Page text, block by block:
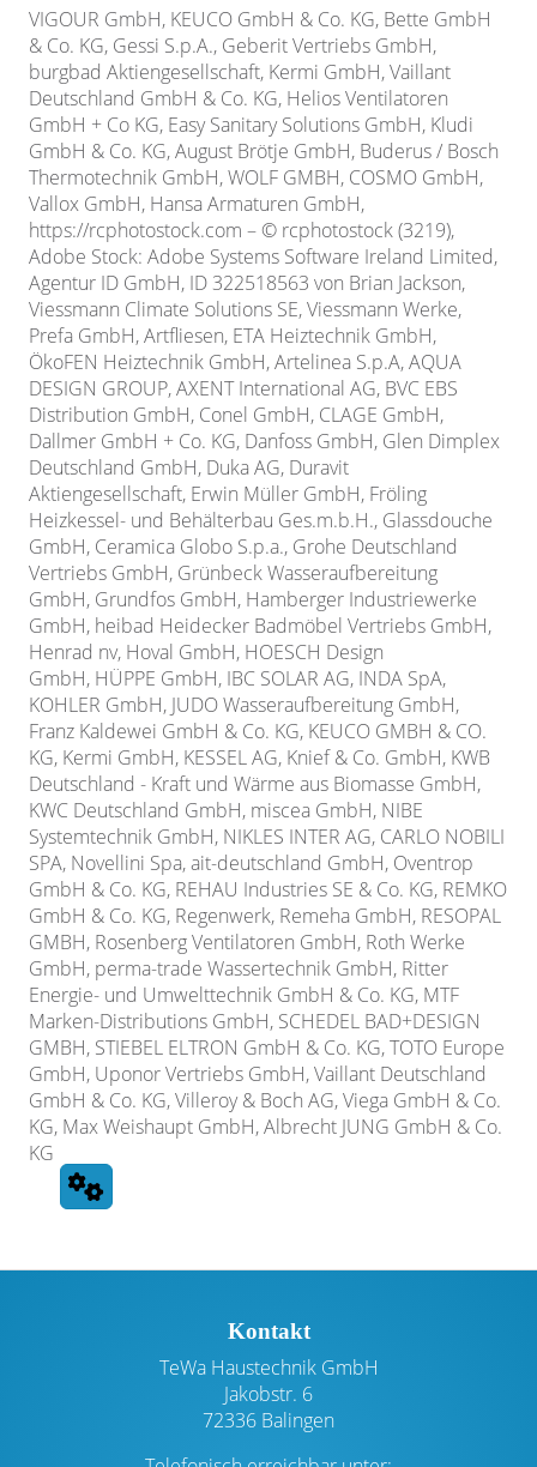
VIGOUR GmbH, KEUCO GmbH & Co. KG, Bette GmbH
& Co. KG, Gessi S.p.A., Geberit Vertriebs GmbH,
burgbad Aktiengesellschaft, Kermi GmbH, Vaillant
Deutschland GmbH & Co. KG, Helios Ventilatoren
GmbH + Co KG, Easy Sanitary Solutions GmbH, Kludi
GmbH & Co. KG, August Brötje GmbH, Buderus / Bosch
Thermotechnik GmbH, WOLF GMBH, COSMO GmbH,
Vallox GmbH, Hansa Armaturen GmbH,
https://rcphotostock.com – © rcphotostock (3219),
Adobe Stock: Adobe Systems Software Ireland Limited,
Agentur ID GmbH, ID 322518563 von Brian Jackson,
Viessmann Climate Solutions SE, Viessmann Werke,
Prefa GmbH, Artfliesen, ETA Heiztechnik GmbH,
ÖkoFEN Heiztechnik GmbH,Artelinea S.p.A,AQUA
DESIGN GROUP, AXENT International AG, BVC EBS
Distribution GmbH, Conel GmbH, CLAGE GmbH,
Dallmer GmbH + Co. KG, Danfoss GmbH, Glen Dimplex
Deutschland GmbH, Duka AG, Duravit
Aktiengesellschaft, Erwin Müller GmbH, Fröling
Heizkessel- und Behälterbau Ges.m.b.H., Glassdouche
GmbH, Ceramica Globo S.p.a., Grohe Deutschland
Vertriebs GmbH, Grünbeck Wasseraufbereitung
GmbH, Grundfos GmbH, Hamberger Industriewerke
GmbH, heibad Heidecker Badmöbel Vertriebs GmbH,
Henrad nv, Hoval GmbH, HOESCH Design
GmbH, HÜPPE GmbH, IBC SOLAR AG, INDA SpA,
KOHLER GmbH, JUDO Wasseraufbereitung GmbH,
Franz Kaldewei GmbH & Co. KG, KEUCO GMBH & CO.
KG, Kermi GmbH, KESSEL AG, Knief & Co. GmbH, KWB
Deutschland - Kraft und Wärme aus Biomasse GmbH,
KWC Deutschland GmbH, miscea GmbH, NIBE
Systemtechnik GmbH, NIKLES INTER AG, CARLO NOBILI
SPA, Novellini Spa, ait-deutschland GmbH, Oventrop
GmbH & Co. KG, REHAU Industries SE & Co. KG, REMKO
GmbH & Co. KG, Regenwerk, Remeha GmbH, RESOPAL
GMBH, Rosenberg Ventilatoren GmbH, Roth Werke
GmbH, perma-trade Wassertechnik GmbH, Ritter
Energie- und Umwelttechnik GmbH & Co. KG, MTF
Marken-Distributions GmbH, SCHEDEL BAD+DESIGN
GMBH, STIEBEL ELTRON GmbH & Co. KG, TOTO Europe
GmbH, Uponor Vertriebs GmbH, Vaillant Deutschland
GmbH & Co. KG, Villeroy & Boch AG, Viega GmbH & Co.
KG, Max Weishaupt GmbH,Albrecht JUNG GmbH & Co.
KG
Footer - Kontaktdaten und Öffnungszeiten
Kontakt
TeWa Haustechnik GmbH
Jakobstr. 6
72336 Balingen